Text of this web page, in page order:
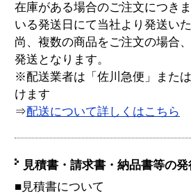
在庫がある場合のご注文につき
いる発送日にて当社より発送い
尚、複数の商品をご注文の場合
発送となります。
※配送業者は「佐川急便」また
けます
⇒配送について詳しくはこちら
見積書・請求書・納品書等の
■見積書について